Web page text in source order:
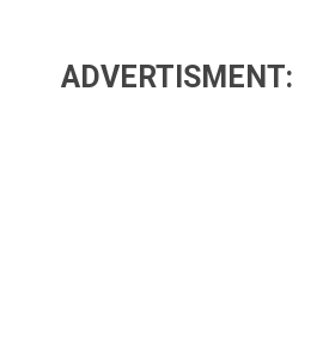
ADVERTISMENT: